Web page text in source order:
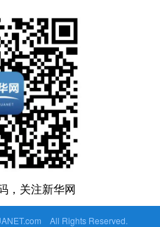
，关注新华网
All Rights Reserved.